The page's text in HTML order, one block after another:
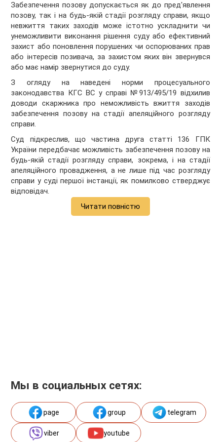
Забезпечення позову допускається як до пред'явлення
позову, так і на будь-якій стадії розгляду справи, якщо
невжиття таких заходів може істотно ускладнити чи
унеможливити виконання рішення суду або ефективний
захист або поновлення порушених чи оспорюваних прав
або інтересів позивача, за захистом яких він звернувся
або має намір звернутися до суду.
З огляду на наведені норми процесуального
законодавства КГС ВС у справі №913/495/19 відхилив
доводи скаржника про неможливість вжиття заходів
забезпечення позову на стадії апеляційного розгляду
справи.
Суд підкреслив, що частина друга статті 136 ГПК
України передбачає можливість забезпечення позову на
будь-якій стадії розгляду справи, зокрема, і на стадії
апеляційного провадження, а не лише під час розгляду
справи у суді першої інстанції, як помилково стверджує
відповідач.
Читати повністю
Мы в социальных сетях:
page group telegram
viber youtube